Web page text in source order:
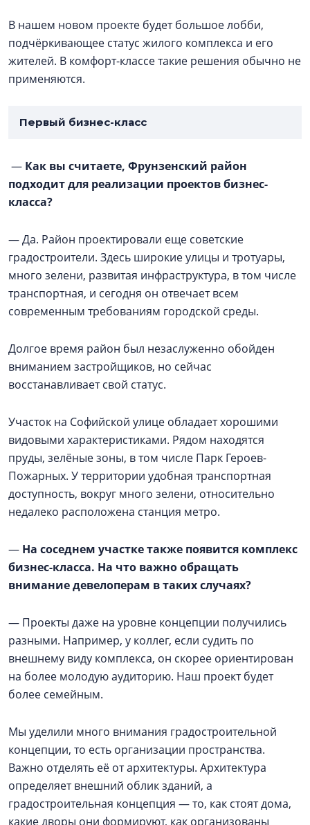
В нашем новом проекте будет большое лобби,
подчёркивающее статус жилого комплекса и его
жителей. В комфорт-классе такие решения обычно не
применяются.
Первый бизнес-класс
— Как вы считаете, Фрунзенский район
подходит для реализации проектов бизнес-
класса?
— Да. Район проектировали еще советские
градостроители. Здесь широкие улицы и тротуары,
много зелени, развитая инфраструктура, в том числе
транспортная, и сегодня он отвечает всем
современным требованиям городской среды.
Долгое время район был незаслуженно обойден
вниманием застройщиков, но сейчас
восстанавливает свой статус.
Участок на Софийской улице обладает хорошими
видовыми характеристиками. Рядом находятся
пруды, зелёные зоны, в том числе Парк Героев-
Пожарных. У территории удобная транспортная
доступность, вокруг много зелени, относительно
недалеко расположена станция метро.
— На соседнем участке также появится комплекс
бизнес-класса. На что важно обращать
внимание девелоперам в таких случаях?
— Проекты даже на уровне концепции получились
разными. Например, у коллег, если судить по
внешнему виду комплекса, он скорее ориентирован
на более молодую аудиторию. Наш проект будет
более семейным.
Мы уделили много внимания градостроительной
концепции, то есть организации пространства.
Важно отделять её от архитектуры. Архитектура
определяет внешний облик зданий, а
градостроительная концепция — то, как стоят дома,
какие дворы они формируют, как организованы